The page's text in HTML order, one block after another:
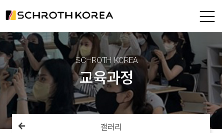
SCHROTH KOREA
교육과정
갤러리